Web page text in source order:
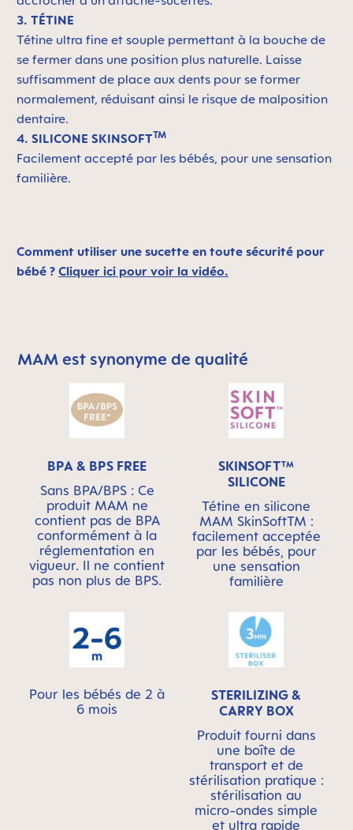
3. TÉTINE
Tétine ultra fine et souple permettant à la bouche de
se fermer dans une position plus naturelle. Laisse
suffisamment de place aux dents pour se former
normalement, réduisant ainsi le risque de malposition
dentaire.
4. SILICONE SKINSOFTTM
Facilement accepté par les bébés, pour une sensation
familière.
Comment utiliser une sucette en toute sécurité pour
bébé ? Cliquer ici pour voir la vidéo.
Skip MAM Means Quality Icon Bar
MAM est synonyme de qualité
BPA & BPS FREE
Sans BPA/BPS : Ce
produit MAM ne
contient pas de BPA
conformément à la
réglementation en
vigueur. Il ne contient
pas non plus de BPS.
SKINSOFT™
SILICONE
Tétine en silicone
MAM SkinSoftTM :
facilement acceptée
par les bébés, pour
une sensation
familière
Pour les bébés de 2 à
6 mois
STERILIZING &
CARRY BOX
Produit fourni dans
une boîte de
transport et de
stérilisation pratique :
stérilisation au
micro-ondes simple
et ultra rapide